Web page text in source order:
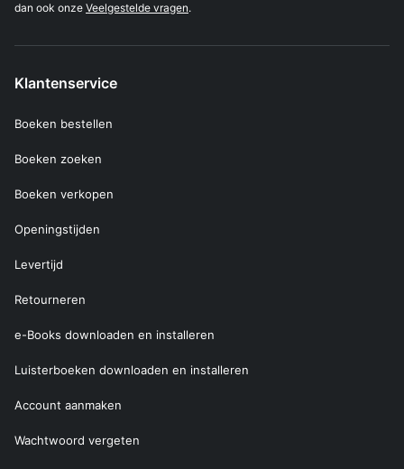
dan ook onze Veelgestelde vragen.
Klantenservice
Boeken bestellen
Boeken zoeken
Boeken verkopen
Openingstijden
Levertijd
Retourneren
e-Books downloaden en installeren
Luisterboeken downloaden en installeren
Account aanmaken
Wachtwoord vergeten